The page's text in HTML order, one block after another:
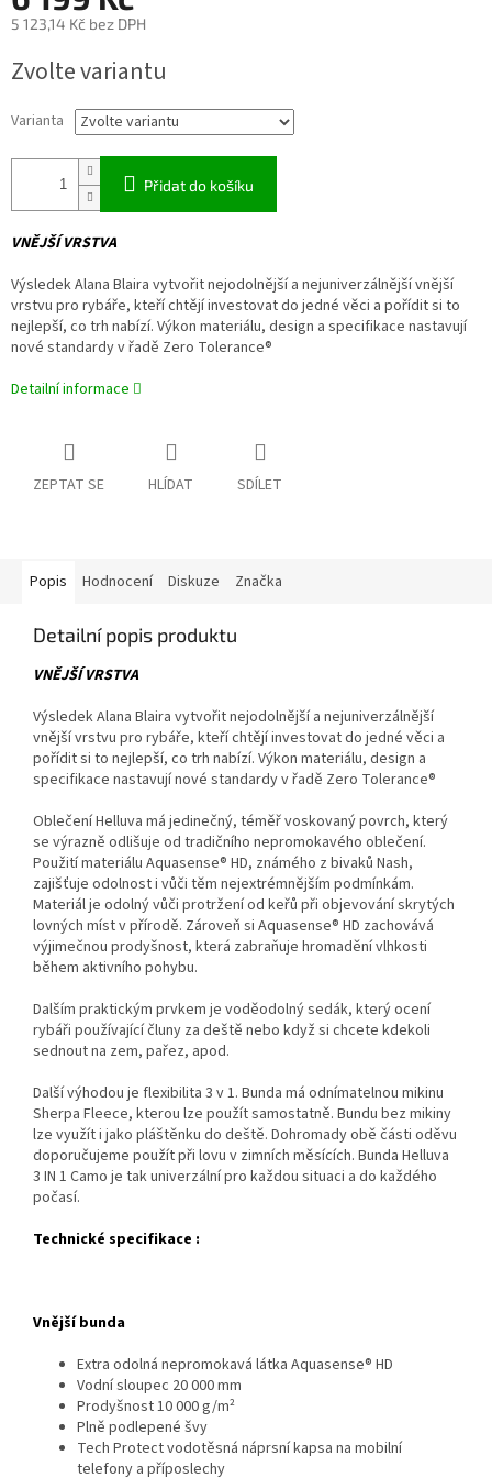
5 123,14 Kč bez DPH
cena:
Zvolte variantu
Varianta
Přidat do košíku
VNĚJŠÍ VRSTVA
Výsledek Alana Blaira vytvořit nejodolnější a nejuniverzálnější vnější
vrstvu pro rybáře, kteří chtějí investovat do jedné věci a pořídit si to
nejlepší, co trh nabízí. Výkon materiálu, design a specifikace nastavují
nové standardy v řadě Zero Tolerance®
Detailní informace
ZEPTAT SE HLÍDAT SDÍLET
Popis Hodnocení Diskuze Značka
Detailní popis produktu
VNĚJŠÍ VRSTVA
Výsledek Alana Blaira vytvořit nejodolnější a nejuniverzálnější
vnější vrstvu pro rybáře, kteří chtějí investovat do jedné věci a
pořídit si to nejlepší, co trh nabízí. Výkon materiálu, design a
specifikace nastavují nové standardy v řadě Zero Tolerance®
Oblečení Helluva má jedinečný, téměř voskovaný povrch, který
se výrazně odlišuje od tradičního nepromokavého oblečení.
Použití materiálu Aquasense® HD, známého z bivaků Nash,
zajišťuje odolnost i vůči těm nejextrémnějším podmínkám.
Materiál je odolný vůči protržení od keřů při objevování skrytých
lovných míst v přírodě. Zároveň si Aquasense® HD zachovává
výjimečnou prodyšnost, která zabraňuje hromadění vlhkosti
během aktivního pohybu.
Dalším praktickým prvkem je voděodolný sedák, který ocení
rybáři používající čluny za deště nebo když si chcete kdekoli
sednout na zem, pařez, apod.
Další výhodou je flexibilita 3 v 1. Bunda má odnímatelnou mikinu
Sherpa Fleece, kterou lze použít samostatně. Bundu bez mikiny
lze využít i jako pláštěnku do deště. Dohromady obě části oděvu
doporučujeme použít při lovu v zimních měsících. Bunda Helluva
3 IN 1 Camo je tak univerzální pro každou situaci a do každého
počasí.
Technické specifikace :
Vnější bunda
Extra odolná nepromokavá látka Aquasense® HD
Vodní sloupec 20 000 mm
Prodyšnost 10 000 g/m²
Plně podlepené švy
Tech Protect vodotěsná náprsní kapsa na mobilní
telefony a příposlechy